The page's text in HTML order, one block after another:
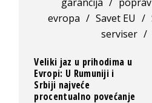
garancija /
evropa / Savet EU /
serviser /
Veliki jaz u prihodima u
Evropi: U Rumuniji i
Srbiji najveće
procentualno povećanje